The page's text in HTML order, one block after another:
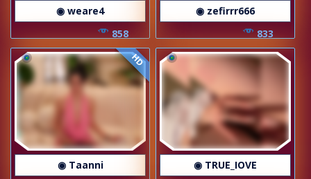
◉ weare4
858
◉ zefirrr666
833
HD
◉ Taanni
◉ TRUE_IOVE